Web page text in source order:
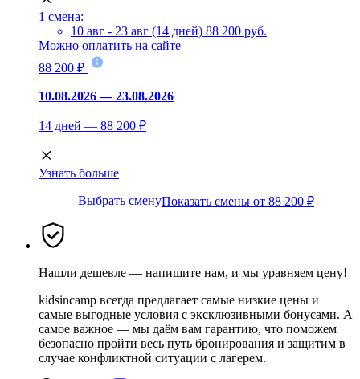
1 смена:
10 авг - 23 авг (14 дней) 88 200 руб.
Можно оплатить на сайте
88 200 ₽
10.08.2026 — 23.08.2026
14 дней — 88 200 ₽
Узнать больше
Выбрать сменуПоказать смены от 88 200 ₽
Нашли дешевле — напишите нам, и мы уравняем цену!
kidsincamp всегда предлагает самые низкие цены и
самые выгодные условия с эксклюзивными бонусами. А
самое важное — мы даём вам гарантию, что поможем
безопасно пройти весь путь бронирования и защитим в
случае конфликтной ситуации с лагерем.